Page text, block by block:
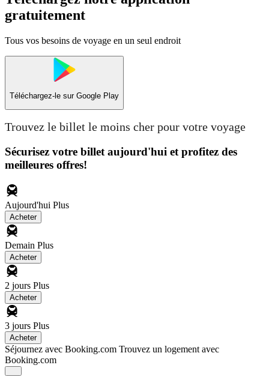
gratuitement
Tous vos besoins de voyage en un seul endroit
Téléchargez-le sur Google Play
Trouvez le billet le moins cher pour votre voyage
Sécurisez votre billet aujourd'hui et profitez des
meilleures offres!
Aujourd'hui Plus
Acheter
Demain Plus
Acheter
2 jours Plus
Acheter
3 jours Plus
Acheter
Séjournez avec Booking.com Trouvez un logement avec
Booking.com